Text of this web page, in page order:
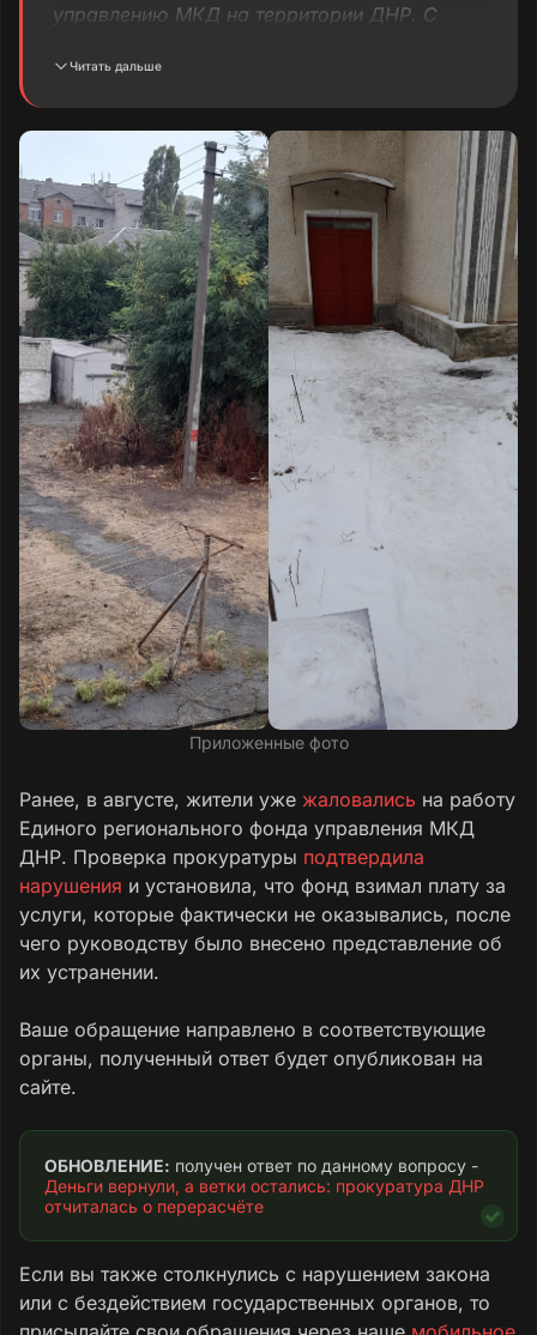
управлению МКД на территории ДНР. С
не убраны спиленные ветки аварийных
г., второе — 21.12.2025 г. Сменилось четыре
сезона года, а ветки всё на том же месте. С
27.12.2025 г. не расчищены площадки перед
подъездами домов от снега.
Текст обращения
Читать дальше
Приложенные фото
Ранее, в августе, жители уже жаловались на работу
Единого регионального фонда управления МКД
ДНР. Проверка прокуратуры подтвердила
нарушения и установила, что фонд взимал плату за
услуги, которые фактически не оказывались, после
чего руководству было внесено представление об
их устранении.
Ваше обращение направлено в соответствующие
органы, полученный ответ будет опубликован на
сайте.
ОБНОВЛЕНИЕ:
Деньги вернули, а ветки остались: прокуратура ДНР
отчиталась о перерасчёте
Если вы также столкнулись с нарушением закона
или с бездействием государственных органов, то